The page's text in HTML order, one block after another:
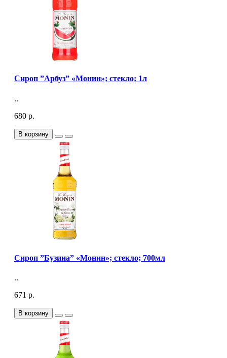
Сироп ”Арбуз” «Монин»; стекло; 1л
..
680 р.
В корзину
Сироп ”Бузина” «Монин»; стекло; 700мл
..
671 р.
В корзину